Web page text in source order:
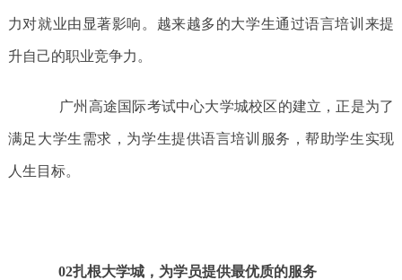
力对就业由显著影响。越来越多的大学生通过语言培训来提
升自己的职业竞争力。
广州高途国际考试中心大学城校区的建立，正是为了
满足大学生需求，为学生提供语言培训服务，帮助学生实现
人生目标。
02扎根大学城，为学员提供最优质的服务